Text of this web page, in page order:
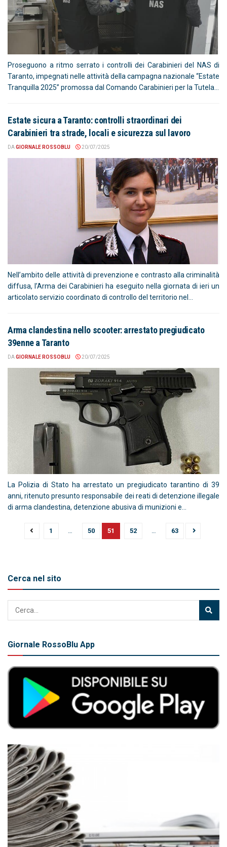
Proseguono a ritmo serrato i controlli dei Carabinieri del NAS di
Taranto, impegnati nelle attività della campagna nazionale “Estate
Tranquilla 2025” promossa dal Comando Carabinieri per la Tutela...
Estate sicura a Taranto: controlli straordinari dei
Carabinieri tra strade, locali e sicurezza sul lavoro
DAGIORNALE ROSSOBLU 20/07/2025
Nell’ambito delle attività di prevenzione e contrasto alla criminalità
diffusa, l’Arma dei Carabinieri ha eseguito nella giornata di ieri un
articolato servizio coordinato di controllo del territorio nel...
Arma clandestina nello scooter: arrestato pregiudicato
39enne a Taranto
DAGIORNALE ROSSOBLU 20/07/2025
La Polizia di Stato ha arrestato un pregiudicato tarantino di 39
anni, ritenuto presunto responsabile dei reati di detenzione illegale
di arma clandestina, detenzione abusiva di munizioni e...
1 … 50 51 52 … 63
Cerca nel sito
Giornale RossoBlu App